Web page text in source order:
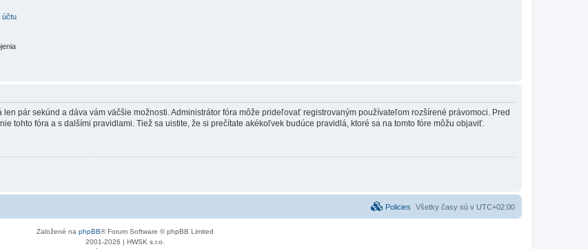
účtu
pár sekúnd a dáva vám väčšie možnosti. Administrátor fóra môže prideľovať registrovaným používateľom rozšírené právomoci. Pred
tohto fóra a s dalšími pravidlami. Tiež sa uistite, že si prečítate akékoľvek budúce pravidlá, ktoré sa na tomto fóre môžu objaviť.
Všetky časy sú v UTC+02:00
Policies
Založené na phpBB® Forum Software © phpBB Limited
2001-2026 | HWSK s.r.o.